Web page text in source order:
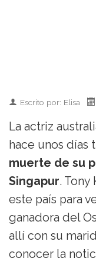
Escrito por: Elisa
La actriz
hace unos días
muerte de su
Singapur. Tony
este país para
ganadora del
allí con su
conocer la